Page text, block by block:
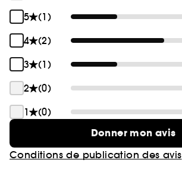
5
(1)
4
(2)
3
(1)
2
(0)
1
(0)
Donner mon avis
Conditions de publication des avis